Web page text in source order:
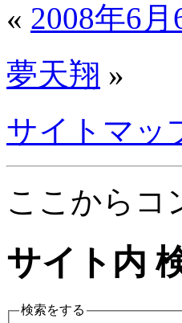
« 2008年6
夢天翔 »
サイトマッ
ここからコ
サイト内
検索をする